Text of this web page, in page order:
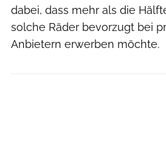
dabei, dass mehr als die
solche Räder bevorzugt bei
Anbietern erwerben möchte.